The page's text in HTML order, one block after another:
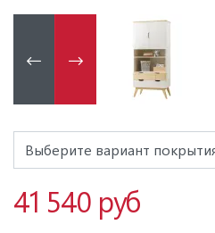
41 540 руб